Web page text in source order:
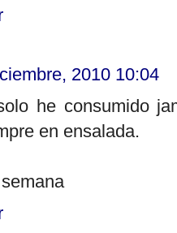
2010 10:04
he consumido
en ensalada.